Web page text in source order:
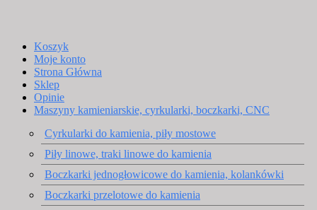
Koszyk
Moje konto
Strona Główna
Sklep
Opinie
Maszyny kamieniarskie, cyrkularki, boczkarki, CNC
Cyrkularki do kamienia, piły mostowe
Piły linowe, traki linowe do kamienia
Boczkarki jednogłowicowe do kamienia, kolankówki
Boczkarki przelotowe do kamienia